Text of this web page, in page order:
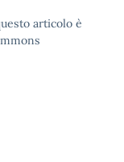
articolo è